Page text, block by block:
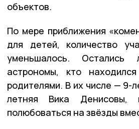
объектов.
По мере приближения
для детей, количество
уменьшалось.
астрономы, кто
родителями. В их числе — 9-
летняя Вика Денисовы,
полюбоваться на звёзды